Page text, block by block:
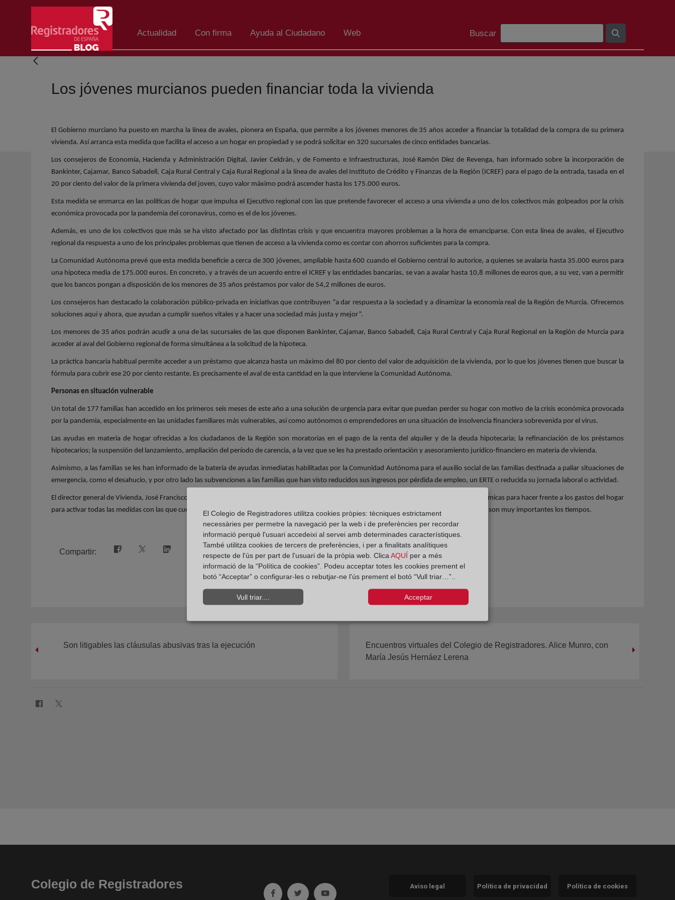
Salta al contingut principal
Actualidad Con firma Ayuda al Ciudadano Web
Barra de cerca
Buscar
Los jóvenes murcianos pueden financiar toda la vivienda
El Gobierno murciano ha puesto en marcha la línea de avales, pionera en España, que permite a los jóvenes menores de 35 años acceder a financiar la totalidad de la compra de su primera
vivienda. Así arranca esta medida que facilita el acceso a un hogar en propiedad y se podrá solicitar en 320 sucursales de cinco entidades bancarias.
Los consejeros de Economía, Hacienda y Administración Digital, Javier Celdrán, y de Fomento e Infraestructuras, José Ramón Díez de Revenga, han informado sobre la incorporación de
Bankinter, Cajamar, Banco Sabadell, Caja Rural Central y Caja Rural Regional a la línea de avales del Instituto de Crédito y Finanzas de la Región (ICREF) para el pago de la entrada, tasada en el
20 por ciento del valor de la primera vivienda del joven, cuyo valor máximo podrá ascender hasta los 175.000 euros.
Esta medida se enmarca en las políticas de hogar que impulsa el Ejecutivo regional con las que pretende favorecer el acceso a una vivienda a uno de los colectivos más golpeados por la crisis
económica provocada por la pandemia del coronavirus, como es el de los jóvenes.
Además, es uno de los colectivos que más se ha visto afectado por las distintas crisis y que encuentra mayores problemas a la hora de emanciparse. Con esta línea de avales, el Ejecutivo
regional da respuesta a uno de los principales problemas que tienen de acceso a la vivienda como es contar con ahorros suficientes para la compra.
La Comunidad Autónoma prevé que esta medida beneficie a cerca de 300 jóvenes, ampliable hasta 600 cuando el Gobierno central lo autorice, a quienes se avalaría hasta 35.000 euros para
una hipoteca media de 175.000 euros. En concreto, y a través de un acuerdo entre el ICREF y las entidades bancarias, se van a avalar hasta 10,8 millones de euros que, a su vez, van a permitir
que los bancos pongan a disposición de los menores de 35 años préstamos por valor de 54,2 millones de euros.
Los consejeros han destacado la colaboración público-privada en iniciativas que contribuyen “a dar respuesta a la sociedad y a dinamizar la economía real de la Región de Murcia. Ofrecemos
soluciones aquí y ahora, que ayudan a cumplir sueños vitales y a hacer una sociedad más justa y mejor”.
Los menores de 35 años podrán acudir a una de las sucursales de las que disponen Bankinter, Cajamar, Banco Sabadell, Caja Rural Central y Caja Rural Regional en la Región de Murcia para
acceder al aval del Gobierno regional de forma simultánea a la solicitud de la hipoteca.
La práctica bancaria habitual permite acceder a un préstamo que alcanza hasta un máximo del 80 por ciento del valor de adquisición de la vivienda, por lo que los jóvenes tienen que buscar la
fórmula para cubrir ese 20 por ciento restante. Es precisamente el aval de esta cantidad en la que interviene la Comunidad Autónoma.
Personas en situación vulnerable
Un total de 177 familias han accedido en los primeros seis meses de este año a una solución de urgencia para evitar que puedan perder su hogar con motivo de la crisis económica provocada
por la pandemia, especialmente en las unidades familiares más vulnerables, así como autónomos o emprendedores en una situación de insolvencia financiera sobrevenida por el virus.
Las ayudas en materia de hogar ofrecidas a los ciudadanos de la Región son moratorias en el pago de la renta del alquiler y de la deuda hipotecaria; la refinanciación de los préstamos
hipotecarios; la suspensión del lanzamiento, ampliación del período de carencia, a la vez que se les ha prestado orientación y asesoramiento jurídico-financiero en materia de vivienda.
Asimismo, a las familias se les han informado de la batería de ayudas inmediatas habilitadas por la Comunidad Autónoma para el auxilio social de las familias destinada a paliar situaciones de
emergencia, como el desahucio, y por otro lado las subvenciones a las familias que han visto reducidos sus ingresos por pérdida de empleo, un ERTE o reducida su jornada laboral o actividad.
El director general de Vivienda, José Francisco Lajara, ha destacado que “es muy importante la detección precoz de las primeras dificultades económicas para hacer frente a los gastos del hogar
para activar todas las medidas con las que cuenta el Servicio de Mediación de la Vivienda de la Comunidad Autónoma”. En este tipo de situaciones son muy importantes los tiempos.
Compartir:
Son litigables las cláusulas abusivas tras la ejecución
Encuentros virtuales del Colegio de Registradores. Alice Munro, con
María Jesús Hernáez Lerena
Colegio de Registradores
Ir a facebook (abre en ventana nueva)
Ir a twitter (abre en ventana nueva)
Ir a YouTube (abre en ventana nueva)
Aviso legal Política de privacidad Política de cookies
El Colegio de Registradores utilitza cookies pròpies: tècniques estrictament
necessàries per permetre la navegació per la web i de preferències per recordar
informació perquè l'usuari accedeixi al servei amb determinades característiques.
També utilitza cookies de tercers de preferències, i per a finalitats analítiques
respecte de l'ús per part de l'usuari de la pròpia web. Clica AQUÍ per a més
informació de la “Política de cookies”. Podeu acceptar totes les cookies prement el
botó “Acceptar” o configurar-les o rebutjar-ne l'ús prement el botó “Vull triar…”..
Vull triar.... Acceptar